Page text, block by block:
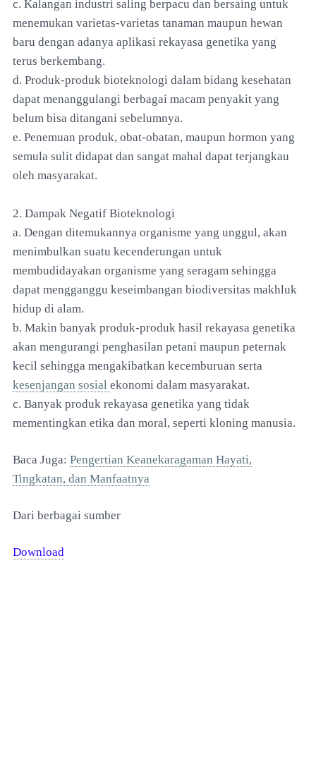
c. Kalangan industri saling berpacu dan bersaing untuk
menemukan varietas-varietas tanaman maupun hewan
baru dengan adanya aplikasi rekayasa genetika yang
terus berkembang.
d. Produk-produk bioteknologi dalam bidang kesehatan
dapat menanggulangi berbagai macam penyakit yang
belum bisa ditangani sebelumnya.
e. Penemuan produk, obat-obatan, maupun hormon yang
semula sulit didapat dan sangat mahal dapat terjangkau
oleh masyarakat.
2. Dampak Negatif Bioteknologi
a. Dengan ditemukannya organisme yang unggul, akan
menimbulkan suatu kecenderungan untuk
membudidayakan organisme yang seragam sehingga
dapat mengganggu keseimbangan biodiversitas makhluk
hidup di alam.
b. Makin banyak produk-produk hasil rekayasa genetika
akan mengurangi penghasilan petani maupun peternak
kecil sehingga mengakibatkan kecemburuan serta
kesenjangan sosial ekonomi dalam masyarakat.
c. Banyak produk rekayasa genetika yang tidak
mementingkan etika dan moral, seperti kloning manusia.
Baca Juga: Pengertian Keanekaragaman Hayati,
Tingkatan, dan Manfaatnya
Dari berbagai sumber
Download